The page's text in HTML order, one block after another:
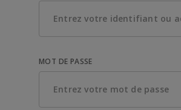
MOT DE PASSE